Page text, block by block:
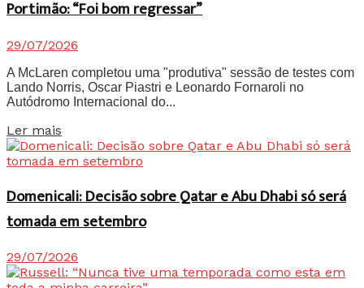
Portimão: “Foi bom regressar”
29/07/2026
A McLaren completou uma "produtiva" sessão de testes com
Lando Norris, Oscar Piastri e Leonardo Fornaroli no
Autódromo Internacional do...
Ler mais
Domenicali: Decisão sobre Qatar e Abu Dhabi só será
tomada em setembro
29/07/2026